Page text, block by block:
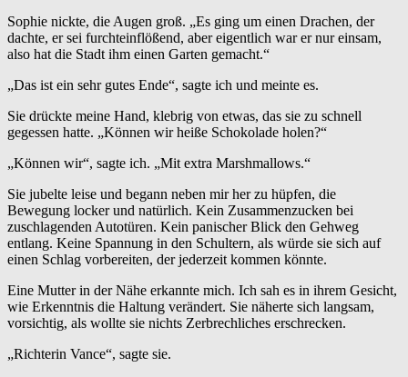
Sophie nickte, die Augen groß. „Es ging um einen Drachen, der
dachte, er sei furchteinflößend, aber eigentlich war er nur einsam,
also hat die Stadt ihm einen Garten gemacht.“
„Das ist ein sehr gutes Ende“, sagte ich und meinte es.
Sie drückte meine Hand, klebrig von etwas, das sie zu schnell
gegessen hatte. „Können wir heiße Schokolade holen?“
„Können wir“, sagte ich. „Mit extra Marshmallows.“
Sie jubelte leise und begann neben mir her zu hüpfen, die
Bewegung locker und natürlich. Kein Zusammenzucken bei
zuschlagenden Autotüren. Kein panischer Blick den Gehweg
entlang. Keine Spannung in den Schultern, als würde sie sich auf
einen Schlag vorbereiten, der jederzeit kommen könnte.
Eine Mutter in der Nähe erkannte mich. Ich sah es in ihrem Gesicht,
wie Erkenntnis die Haltung verändert. Sie näherte sich langsam,
vorsichtig, als wollte sie nichts Zerbrechliches erschrecken.
„Richterin Vance“, sagte sie.